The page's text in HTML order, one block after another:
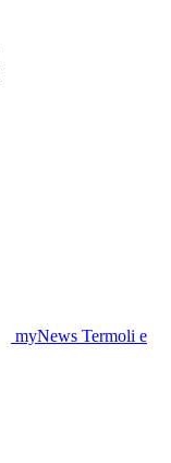
myNews Termoli e